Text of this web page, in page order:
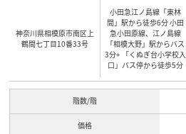
神奈川県相模原市南区上
鶴間七丁目10番33号
小田急江ノ島線「東林
間」駅から徒歩6分 小田
急小田原線、江ノ島線
「相模大野」駅からバス
3分+ 「くぬぎ台小学校入
口」バス停から徒歩5分
階数/階
価格